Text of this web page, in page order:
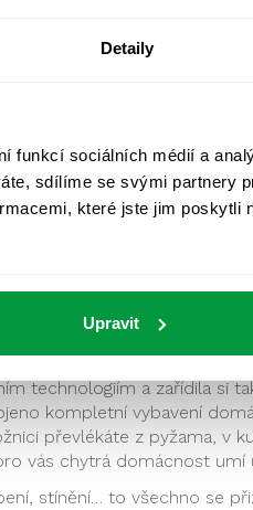
Detaily
funkcí sociálních médií a
sdílíme se svými partnery
které jste jim poskytli
Upravit
technologiím a zařídila si
kompletní vybavení
převlékáte z pyžama, v
vás chytrá domácnost umí
stínění… to všechno se